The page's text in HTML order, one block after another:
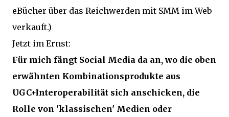
eBücher über das Reichwerden mit SMM im Web
verkauft.)
Jetzt im Ernst:
Für mich fängt Social Media da an, wo die oben
erwähnten Kombinationsprodukte aus
UGC+Interoperabilität sich anschicken, die
Rolle von 'klassischen' Medien oder